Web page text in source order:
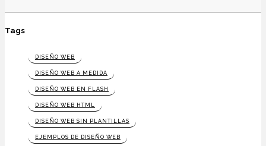
Tags
DISEÑO WEB
DISEÑO WEB A MEDIDA
DISEÑO WEB EN FLASH
DISEÑO WEB HTML
DISEÑO WEB SIN PLANTILLAS
EJEMPLOS DE DISEÑO WEB